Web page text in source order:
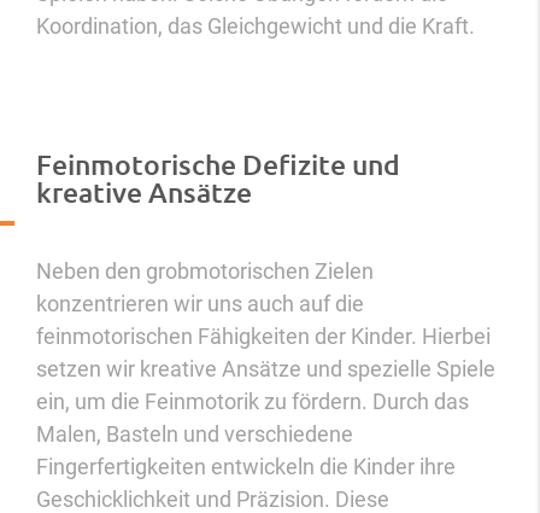
Koordination, das Gleichgewicht und die Kraft.
Feinmotorische Defizite und
kreative Ansätze
Neben den grobmotorischen Zielen
konzentrieren wir uns auch auf die
feinmotorischen Fähigkeiten der Kinder. Hierbei
setzen wir kreative Ansätze und spezielle Spiele
ein, um die Feinmotorik zu fördern. Durch das
Malen, Basteln und verschiedene
Fingerfertigkeiten entwickeln die Kinder ihre
Geschicklichkeit und Präzision. Diese